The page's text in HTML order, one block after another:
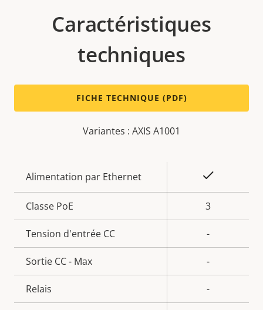
Caractéristiques
techniques
FICHE TECHNIQUE (PDF)
Variantes : AXIS A1001
Description
de la
propriété
Valeur de
la
Alimentation par Ethernet
Classe PoE 3
Tension d'entrée CC -
Sortie CC - Max -
Relais -